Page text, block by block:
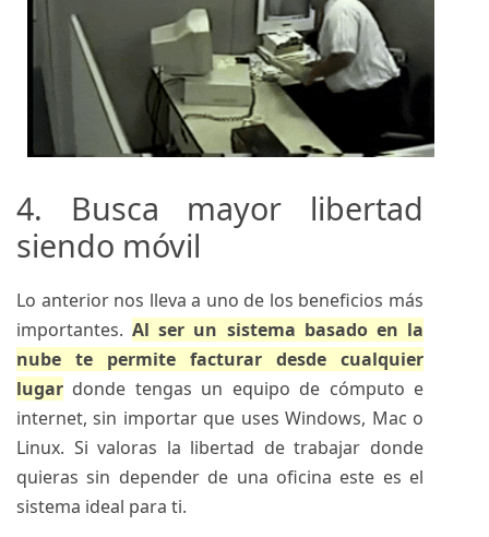
4. Busca mayor libertad
siendo móvil
Lo anterior nos lleva a uno de los beneficios más
importantes.Al ser un sistema basado en la
nube te permite facturar desde cualquier
lugar donde tengas un equipo de cómputo e
internet, sin importar que uses Windows, Mac o
Linux. Si valoras la libertad de trabajar donde
quieras sin depender de una oficina este es el
sistema ideal para ti.